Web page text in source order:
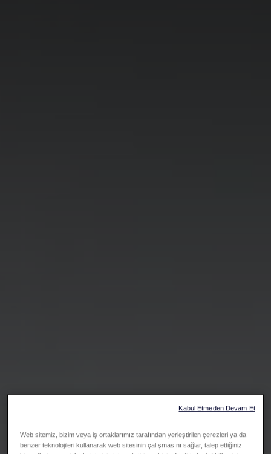
Web sitemiz, bizim veya iş ortaklarımız tarafından yerleştirilen çerezleri ya da
benzer teknolojileri kullanarak web sitesinin çalışmasını sağlar, talep ettiğiniz
Kabul Etmeden Devam Et